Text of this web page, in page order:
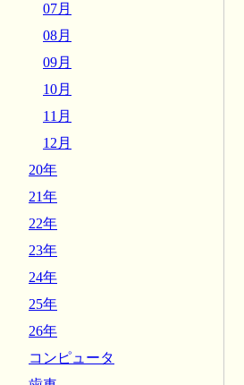
07月
08月
09月
10月
11月
12月
20年
21年
22年
23年
24年
25年
26年
コンピュータ